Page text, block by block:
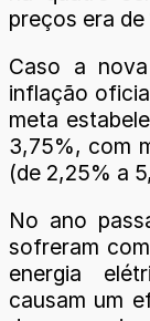
preços era de
Caso a
inflação
meta
3,75%, com
(de 2,25% a
No ano
sofreram
energia
causam um